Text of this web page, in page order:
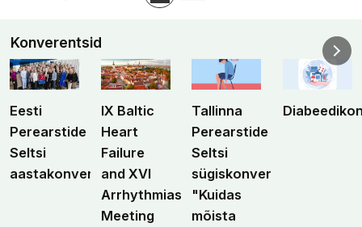
Konverentsid
Eesti
Perearstide
Seltsi
aastakonverents
IX Baltic
Heart
Failure
and XVI
Arrhythmias
Meeting
Tallinna
Perearstide
Seltsi
sügiskonverents
"Kuidas
mõista